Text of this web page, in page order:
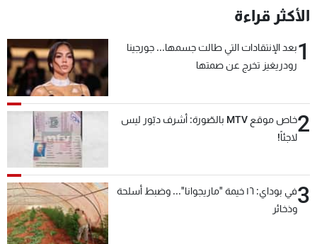
الأكثر قراءة
1بعد الإنتقادات التي طالت جسمها... جورجينا
رودريغيز تخرج عن صمتها
2
خاص موقع MTV بالصّورة: أشرف دبّور ليس
لاجئاً!
3
في بوداي: ١٦ خيمة "ماريجوانا"... وضبط أسلحة
وذخائر
عن MTV
الإنـتـاج
شروط الإسـتخدام
سياسة الخصوصية